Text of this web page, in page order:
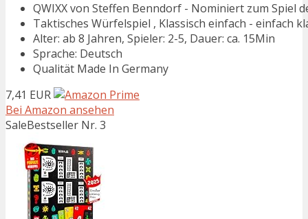
QWIXX von Steffen Benndorf - Nominiert zum Spiel
Taktisches Würfelspiel , Klassisch einfach - einfach
Alter: ab 8 Jahren, Spieler: 2-5, Dauer: ca. 15Min
Sprache: Deutsch
Qualität Made In Germany
7,41 EUR
Bei Amazon ansehen
SaleBestseller Nr. 3